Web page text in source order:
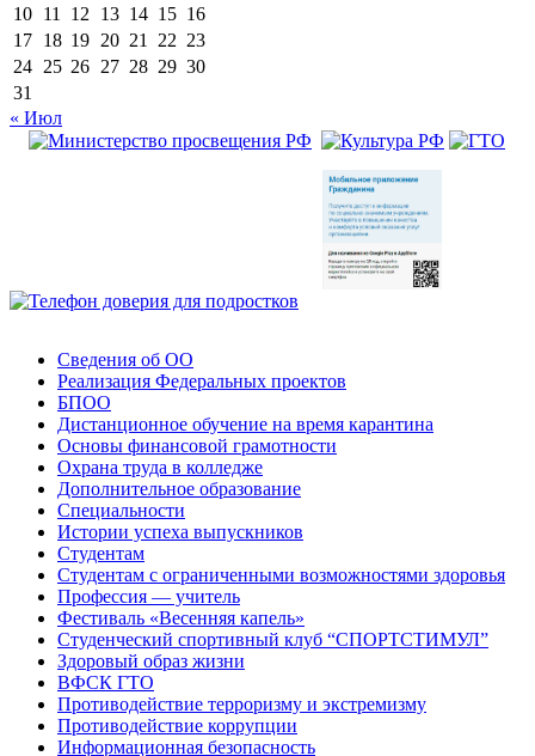
10 11 12 13 14 15 16
17 18 19 20 21 22 23
24 25 26 27 28 29 30
31
« Июл
Сведения об ОО
Реализация Федеральных проектов
БПОО
Дистанционное обучение на время карантина
Основы финансовой грамотности
Охрана труда в колледже
Дополнительное образование
Специальности
Истории успеха выпускников
Студентам
Студентам с ограниченными возможностями здоровья
Профессия — учитель
Фестиваль «Весенняя капель»
Студенческий спортивный клуб “СПОРТСТИМУЛ”
Здоровый образ жизни
ВФСК ГТО
Противодействие терроризму и экстремизму
Противодействие коррупции
Информационная безопасность